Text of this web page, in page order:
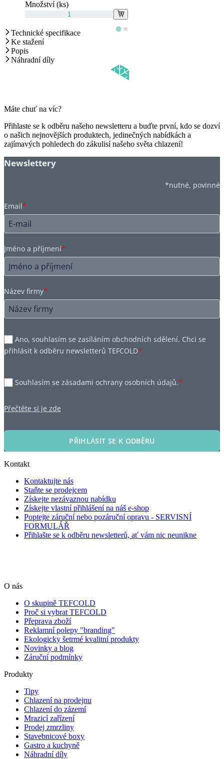
Množství (ks)
Technické specifikace
Ke stažení
Popis
Náhradní díly
Máte chuť na víc?
Přihlaste se k odběru našeho newsletteru a buďte první, kdo se dozví
o našich nejnovějších produktech, jedinečných nabídkách a
zajímavých pohledech do zákulisí našeho světa chlazení!
Newslettery
*nutné, povinné
Email*
Jméno a příjmení*
Název firmy*
Ano, souhlasím se zasíláním obchodních sdělení. Chci se
přihlásit k odběru newsletterů TEFCOLD*
Souhlasím se zásadami ochrany osobních údajů.*
Přečtěte si je zde
PŘIHLÁSIT SE K ODBĚRU
Kontakt
Kontaktujte nás
Staňte se prodejcem
Získejte nezávaznou nabídku
Získejte vlastní přihlášení na náš e-shop
Poptejte záruční nebo pozáruční opravu - SERVISNÍ
FORMULÁŘ
Přihlašte se k odběru newsletterů, ať vám nic neunikne
O nás
O skupině TEFCOLD
Proč si vybrat TEFCOLD
Přeprava zboží
Reklamní polepy "branding"
Ekologicky šetrmé kvalitní produkty
Novinky a blog
Záruční podmínky
Produkty
Tipy
Chlazení na prodejnu
Chlazení do zázemí
Mrazicí zařízení
Prodej zmrzliny
Stavebnicové boxy
Gastro a kuchyně
Náhradní díly